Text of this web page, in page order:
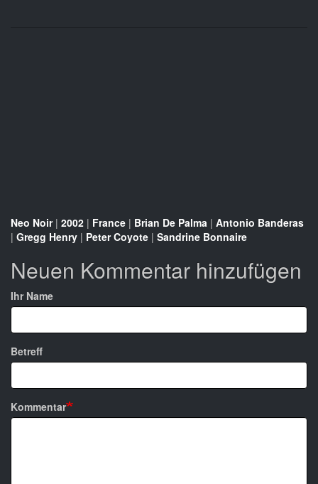
Neo Noir| 2002 | France | Brian De Palma | Antonio Banderas
| Gregg Henry | Peter Coyote | Sandrine Bonnaire
Neuen Kommentar hinzufügen
Ihr Name
Betreff
Kommentar